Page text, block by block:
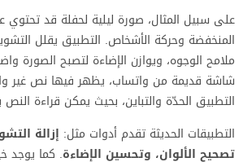
على سبيل المثال، صورة ليلية لحفلة قد
المنخفضة وحركة الأشخاص. التطبيق يقلل
ملامح الوجوه، ويوازن الإضاءة لتصبح الصورة
شاشة قديمة من واتساب، يظهر فيها نص غير
التطبيق الحدّة والتباين، بحيث يمكن قراءة
التطبيقات الحديثة تقدم أدوات مثل: إزالة
تصحيح الألوان، وتحسين الإضاءة. كما يوجد